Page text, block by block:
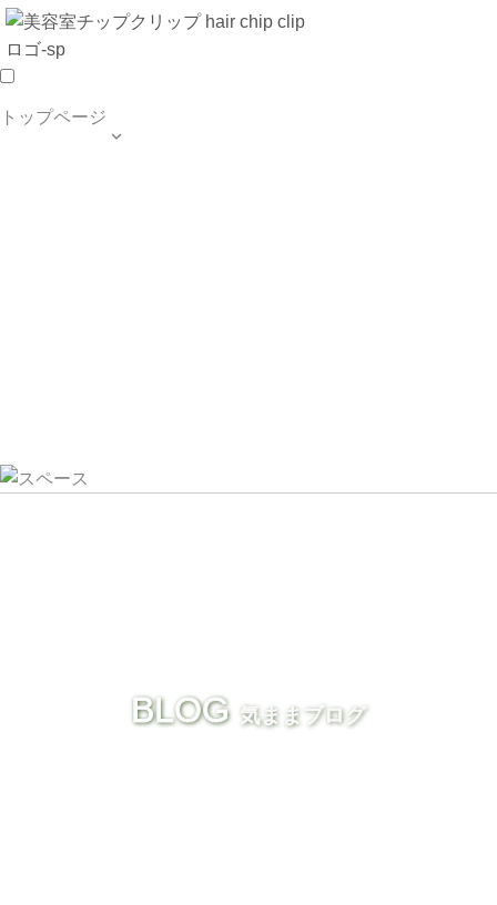
トップページ

BLOG 気ままブログ